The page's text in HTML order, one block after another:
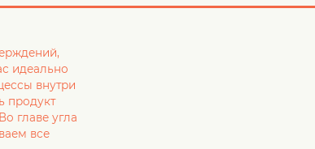
идеально
внутри
продукт
главе угла
все